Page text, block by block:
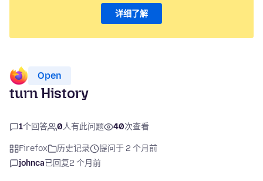
详细了解
Open
turn History
1个回答 0人有此问题 40次查看
Firefox 历史记录
提问于 2 个月前
johnca已回复2 个月前